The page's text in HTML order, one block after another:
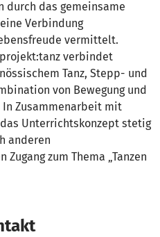
durch das gemeinsame
Verbindung
vermittelt.
verbindet
Tanz, Stepp- und
von Bewegung und
Zusammenarbeit mit
Unterrichtskonzept stetig
anderen
zum Thema „Tanzen